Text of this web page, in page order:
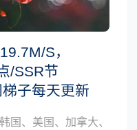
S，
/SSR节
子每天更新
国、美国、加拿大、